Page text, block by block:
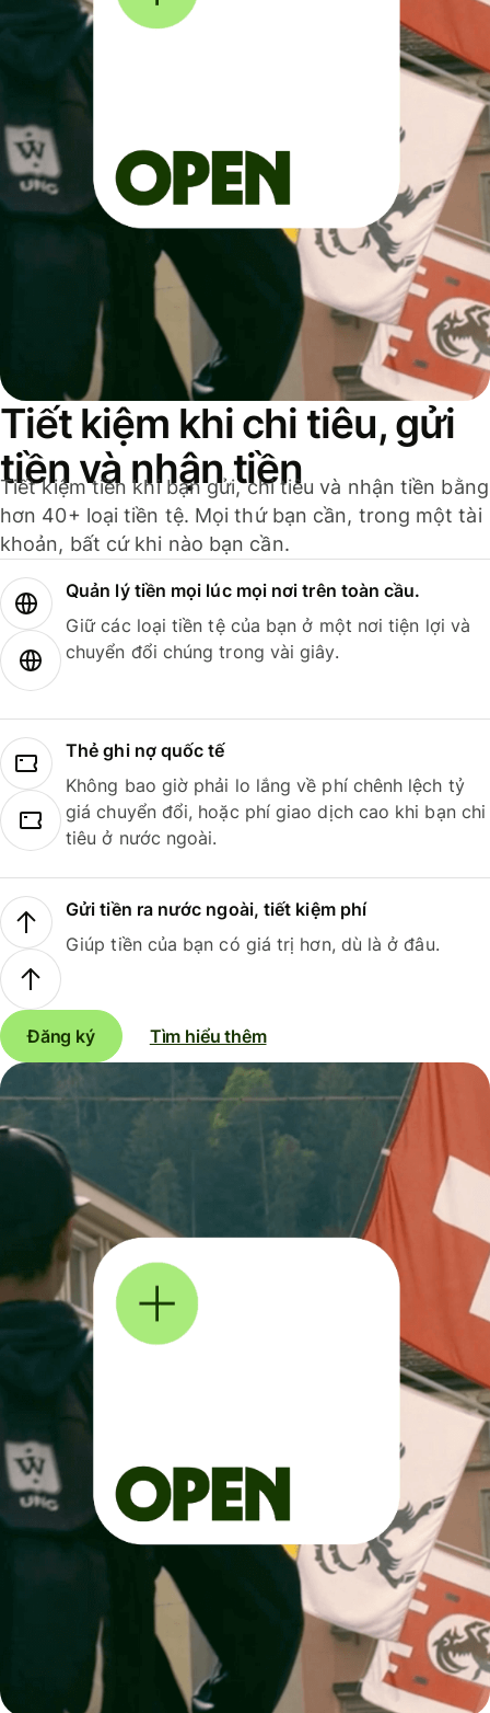
Tiết kiệm khi chi tiêu, gửi
tiền và nhận tiền
Tiết kiệm tiền khi bạn gửi, chi tiêu và nhận tiền bằng
hơn 40+ loại tiền tệ. Mọi thứ bạn cần, trong một tài
khoản, bất cứ khi nào bạn cần.
Quản lý tiền mọi lúc mọi nơi trên toàn cầu.
Giữ các loại tiền tệ của bạn ở một nơi tiện lợi và
chuyển đổi chúng trong vài giây.
Thẻ ghi nợ quốc tế
Không bao giờ phải lo lắng về phí chênh lệch tỷ
giá chuyển đổi, hoặc phí giao dịch cao khi bạn chi
tiêu ở nước ngoài.
Gửi tiền ra nước ngoài, tiết kiệm phí
Giúp tiền của bạn có giá trị hơn, dù là ở đâu.
Đăng ký Tìm hiểu thêm